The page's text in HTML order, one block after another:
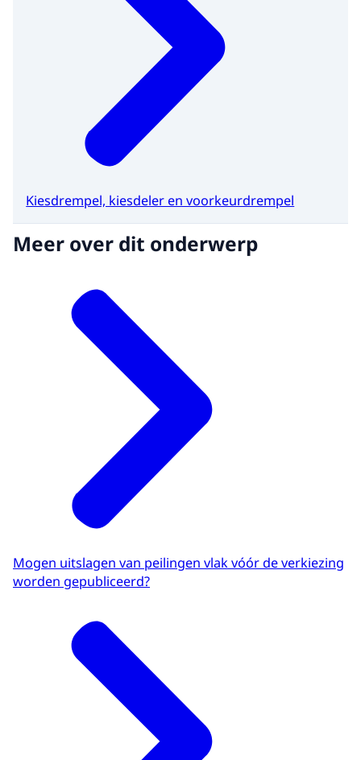
Kiesdrempel, kiesdeler en voorkeurdrempel
Meer over dit onderwerp
Mogen uitslagen van peilingen vlak vóór de verkiezing
worden gepubliceerd?